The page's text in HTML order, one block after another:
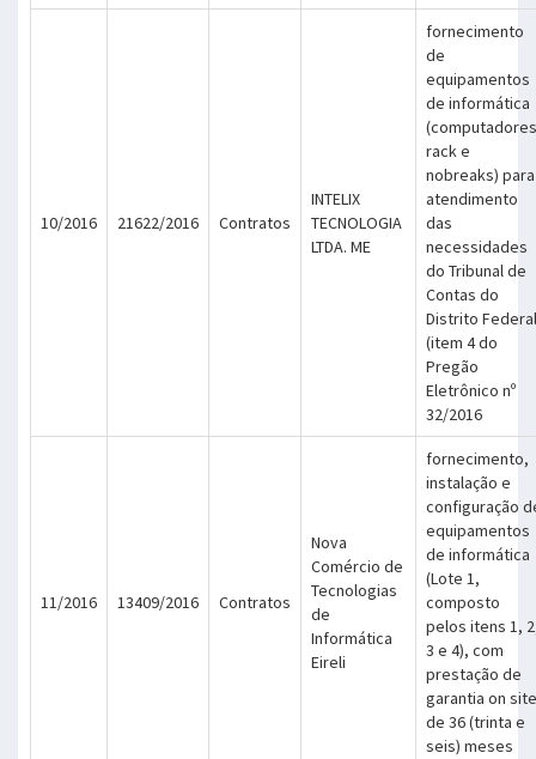
10/2016 21622/2016 Contratos
INTELIX
TECNOLOGIA
LTDA. ME
fornecimento
de
equipamentos
de informática
rack e
nobreaks) para
atendimento
das
necessidades
do Tribunal de
Contas do
Distrito Federal
(item 4 do
Pregão
Eletrônico nº
32/2016
11/2016 13409/2016 Contratos
Nova
Comércio de
Tecnologias
de
Informática
Eireli
fornecimento,
instalação e
configuração
equipamentos
de informática
(Lote 1,
composto
pelos itens 1,
3 e 4), com
prestação de
garantia on site
de 36 (trinta e
seis) meses